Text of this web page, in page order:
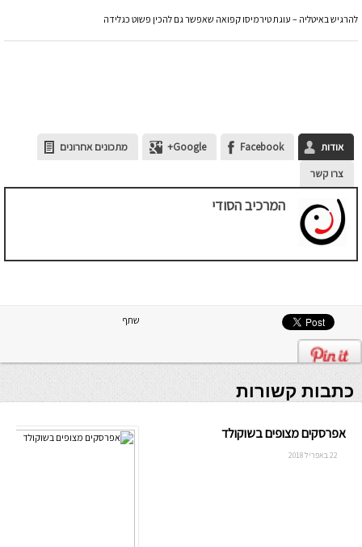
להרגיש באיטליה – עוגת טירמיסו קפואה שאפשר גם להכין פשוט כגלידה
אודות Facebook
Google+
מתכונים אחרונים
צרו קשר
המרכיב הסודי
שתף
כתבות קשורות
אפרסקים מצופים בשוקולד
22 באפריל 2018